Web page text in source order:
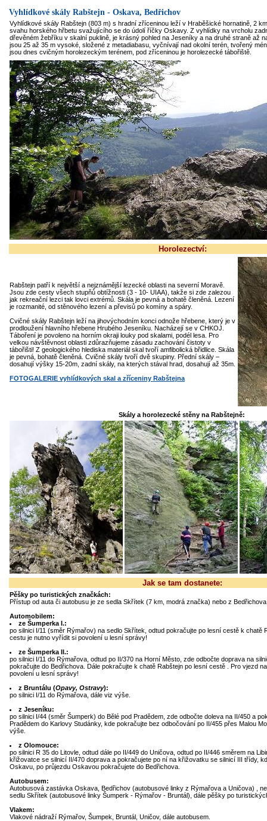
Vyhlídkové skály Rabštejn - Oskava, Bedřichov
Vyhlídkové skály Rabštejn (803 m) s hradní zříceninou leží v Hraběšické hornatině, 2
svahu horského hřbetu svažujícího se do údolí říčky Oskavy. Z vyhlídky na vrcholu
dřevěném žebříku v skalní puklině, je krásný pohled na Jeseníky a na druhé straně až
jsou 25 až 35 m vysoké, složené z metadiabasu, vyčnívají nad okolní terén, tvořený
jsou dnes cvičným horolezeckým terénem, pod zříceninou je horolezecké tábořiště.
Horolezectví:
Rabštejn patří k největší a nejznámější lezecké oblasti na severní Moravě.
Jsou zde cesty všech stupňů obtížnosti (3 - 10- UIAA), takže si zde zalezou
jak rekreační lezci tak lovci extrémů. Skála je pevná a bohatě členěná. Lezení
je rozmanité, od stěnového lezení a převisů po komíny a spáry.
Cvičné skály Rabštejn leží na jihovýchodním konci odnože hřebene, který je v
prodloužení hlavního hřebene Hrubého Jeseníku. Nacházejí se v CHKOJ.
Táboření je povoleno na horním okraji louky pod skalami, podél lesa. Pro
velkou návštěvnost oblasti zdůrazňujeme zásadu zachování čistoty v
tábořišti! Z geologického hlediska materiál skal tvoří amfibolická břidlice. Skála
je pevná, bohatě členěná. Cvičné skály tvoří dvě skupiny. Přední skály –
dosahují výšky 15-20m, zadní skály, na kterých stával hrad, dosahují až 35m.
FOTOGALERIE vyhlídkových skal a zříceniny Rabštejna
Skály a horolezecké stěny na Rabštejně:
Jak se tam dostanete:
Pěšky po turistických značkách:
Přístup od auta či autobusu je ze sedla Skřítek (7 km, modrá značka) nebo z
Automobilem:
ze Šumperka I.:
po silnici I/11 (směr Rýmařov) na sedlo Skřítek, odtud pokračujte po lesní cestě k chatě
cestu je nutno vyřídit si povolení u lesní správy!
ze Šumperka II.:
po silnici I/11 do Rýmařova, odtud po II/370 na Horní Město, zde odbočte doprava na
pokračujte do Bedřichova. Dále pokračujte k chatě Rabštejn po lesní cestě . Pro vjezd
povolení u lesní správy!
z Bruntálu (Opavy, Ostravy):
po silnici I/11 do Rýmařova, dále viz výše.
z Jeseníku:
po silnici I/44 (směr Šumperk) do Bělé pod Pradědem, zde odbočte doleva na II/450 a
Pradědem do Karlovy Studánky, kde pokračujte bez odbočování po II/455 přes Malou
výše.
z Olomouce:
po silnici R 35 do Litovle, odtud dále po II/449 do Uničova, odtud po II/446 směrem na
křižovatce se silnicí II/470 doprava a pokračujete po ní na křižovatku se silnicí III třídy,
Oskavu, po průjezdu Oskavou pokračujete do Bedřichova.
Autobusem:
Autobusová zastávka Oskava, Bedřichov (autobusové linky z Rýmařova a Uničova) ,
sedlu Skřítek (autobusové linky Šumperk - Rýmařov - Bruntál), dále pěšky po
Vlakem:
Vlakové nádraží Rýmařov, Šumpek, Bruntál, Uničov, dále autobusem.